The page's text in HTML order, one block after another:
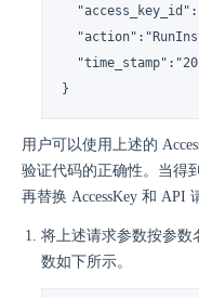
}
用户可以使用上述的
验证代码的正确性。当得
再替换 AccessKey 和 API
将上述请求参数按参数
数如下所示。